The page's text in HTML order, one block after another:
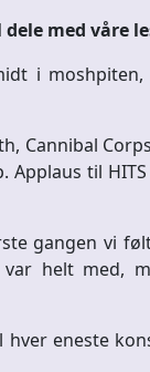
med våre
i
Cannibal
Applaus til
gangen vi
helt med,
hver eneste